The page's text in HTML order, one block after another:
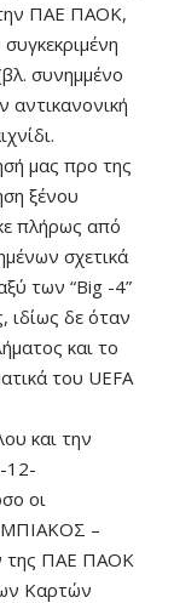
ΠΑΕ ΠΑΟΚ,
συνημμένο
αντικανονική
μας προ της
ξένου
πλήρως από
σχετικά
των “Big -4”
ιδίως δε όταν
και το
του UEFA
και την
12-
οι
–
της ΠΑΕ ΠΑΟΚ
Καρτών